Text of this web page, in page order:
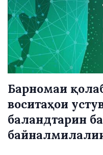
Барномаи
воситаҳои
баландтарин